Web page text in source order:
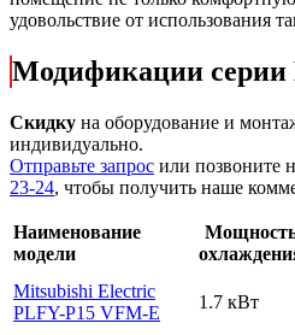
удовольствие от использования
Модификации серии
Скидку на оборудование и
индивидуально.
Отправьте запрос или позвоните
23-24, чтобы получить наше
Наименование
модели
Mitsubishi Electric
PLFY-P15 VFM-E
1.7 кВт